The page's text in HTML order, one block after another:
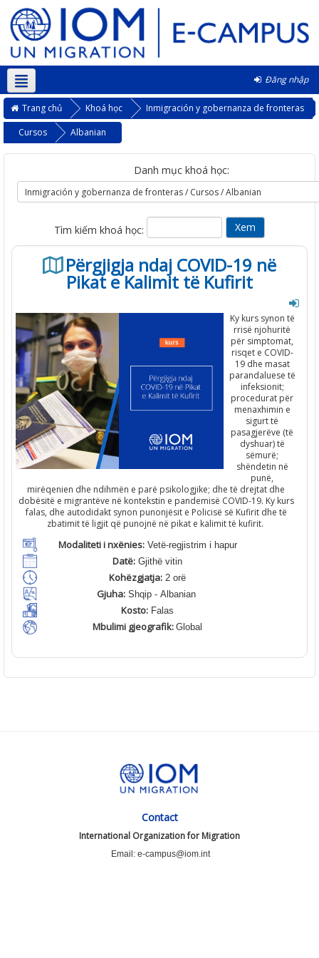
Đăng nhập
Vietnamese ‎(vi)‎
Trang chủ Khoá học
Inmigración y gobernanza de fronteras
Cursos
Albanian
Danh mục khoá học:
Tìm kiếm khoá học:
Përgjigja ndaj COVID-19 në
Pikat e Kalimit të Kufirit
Ky kurs synon të
rrisë njohuritë
për simptomat,
risqet e COVID-
19 dhe masat
parandaluese të
infeksionit;
procedurat për
menaxhimin e
sigurt të
pasagjerëve (të
dyshuar) të
sëmurë;
shëndetin në
punë,
mirëqenien dhe ndihmën e parë psikologjike; dhe të drejtat dhe
dobësitë e migrantëve në kontekstin e pandemisë COVID-19. Ky kurs
falas, dhe autodidakt synon punonjësit e Policisë së Kufirit dhe të
zbatimit të ligjit që punojnë në pikat e kalimit të kufirit.
Modaliteti i nxënies:Vetë-regjistrim i hapur
Datë: Gjithë vitin
Kohëzgjatja: 2 orë
Gjuha:Shqip - Albanian
Kosto: Falas
Mbulimi gjeografik: Global
Contact
International Organization for Migration
Email: e-campus@iom.int